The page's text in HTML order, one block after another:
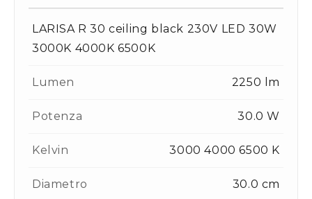
LARISA R 30 ceiling black 230V LED 30W
3000K 4000K 6500K
Lumen 2250 lm
Potenza 30.0 W
Kelvin 3000 4000 6500 K
Diametro 30.0 cm